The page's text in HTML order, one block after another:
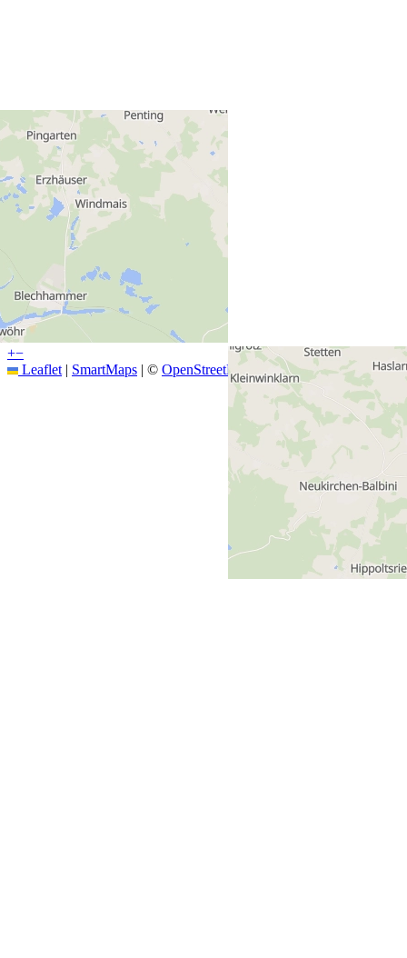
+−
Leaflet | SmartMaps | © OpenStreetMap